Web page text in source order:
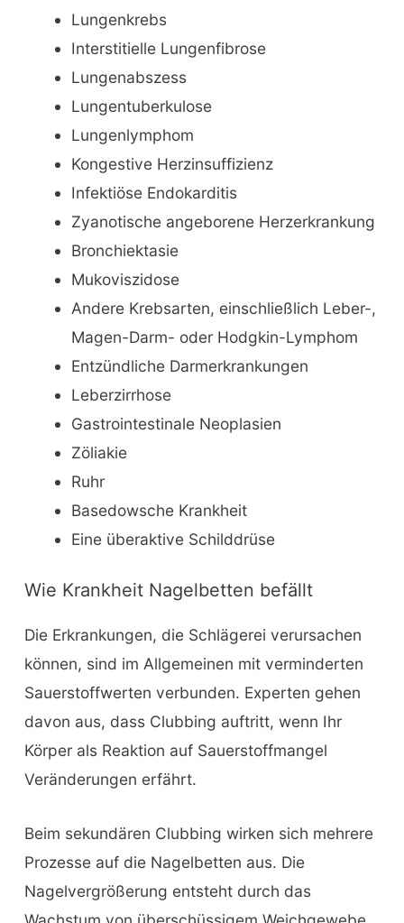
Lungenkrebs
Interstitielle Lungenfibrose
Lungenabszess
Lungentuberkulose
Lungenlymphom
Kongestive Herzinsuffizienz
Infektiöse Endokarditis
Zyanotische angeborene Herzerkrankung
Bronchiektasie
Mukoviszidose
Andere Krebsarten, einschließlich Leber-,
Magen-Darm- oder Hodgkin-Lymphom
Entzündliche Darmerkrankungen
Leberzirrhose
Gastrointestinale Neoplasien
Zöliakie
Ruhr
Basedowsche Krankheit
Eine überaktive Schilddrüse
Wie Krankheit Nagelbetten befällt
Die Erkrankungen, die Schlägerei verursachen
können, sind im Allgemeinen mit verminderten
Sauerstoffwerten verbunden. Experten gehen
davon aus, dass Clubbing auftritt, wenn Ihr
Körper als Reaktion auf Sauerstoffmangel
Veränderungen erfährt.
Beim sekundären Clubbing wirken sich mehrere
Prozesse auf die Nagelbetten aus. Die
Nagelvergrößerung entsteht durch das